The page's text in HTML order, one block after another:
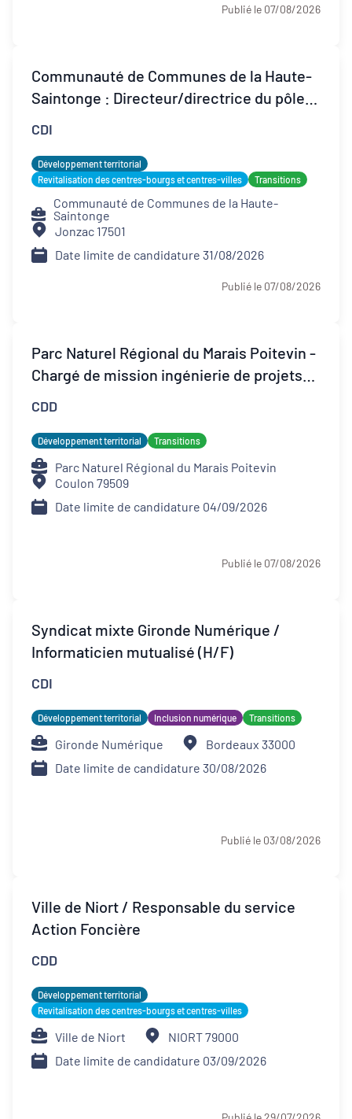
Date de publication
Type de contrat
Stage
Alternance
CDD
Publié le 07/08/2026
Communauté de Communes de la Haute-
Saintonge : Directeur/directrice du pôle
CDI
Développement territorial
Revitalisation des centres-bourgs et centres-villes
Transitions
Communauté de Communes de la Haute-
Saintonge
Jonzac 17501
Date limite de candidature 31/08/2026
Publié le 07/08/2026
Parc Naturel Régional du Marais Poitevin -
Chargé de mission ingénierie de projets
CDD
Développement territorial Transitions
Parc Naturel Régional du Marais Poitevin
Coulon 79509
Date limite de candidature 04/09/2026
Publié le 07/08/2026
Syndicat mixte Gironde Numérique /
Informaticien mutualisé (H/F)
CDI
Développement territorial Inclusion numérique Transitions
Gironde Numérique
Bordeaux 33000
Date limite de candidature 30/08/2026
Publié le 03/08/2026
Ville de Niort / Responsable du service
Action Foncière
CDD
Développement territorial
Revitalisation des centres-bourgs et centres-villes
Ville de Niort
NIORT 79000
Date limite de candidature 03/09/2026